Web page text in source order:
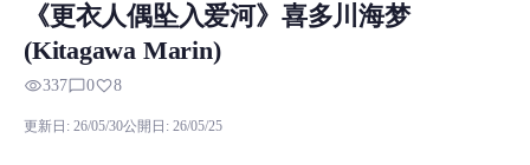
Kitagawa Marin RVCボイスモデル
Kitagawa Marin RVCボイスモデルの試聴、モデル詳細、ダ
适用于二创唱歌等，具体有推理后的音频展示，手切数据集
《更衣人偶坠入爱河》喜多川海梦
(Kitagawa Marin)
visibility337chat_bubble_outline0favorite8
更新日 : 26/05/30公開日 : 26/05/25